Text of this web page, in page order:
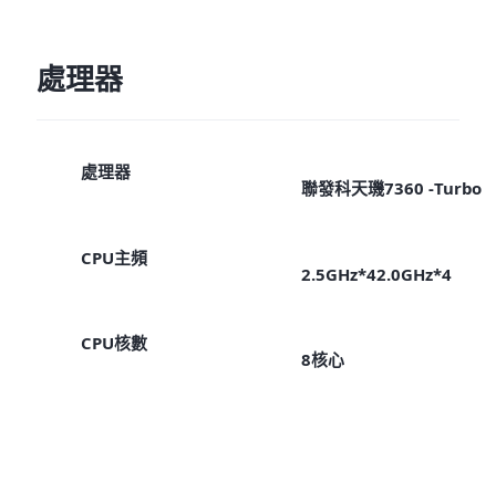
處理器
處理器
聯發科天璣7360 -Turbo
CPU主頻
2.5GHz*42.0GHz*4
CPU核數
8核心